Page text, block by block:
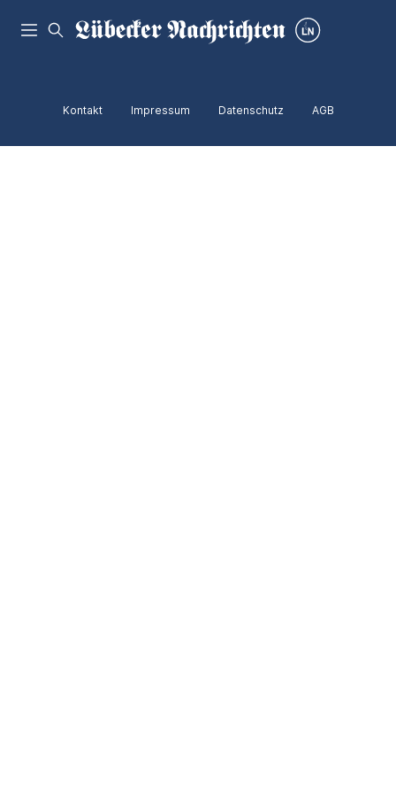
Kontakt Impressum Datenschutz AGB